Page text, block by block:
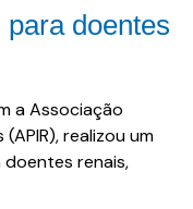
doentes
a Associação
realizou um
renais,